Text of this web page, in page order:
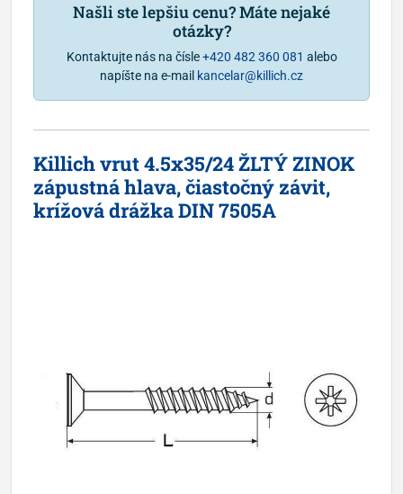
Našli ste lepšiu cenu? Máte nejaké
otázky?
Kontaktujte nás na čísle+420 482 360 081 alebo
napíšte na e-mail kancelar@killich.cz
Killich vrut 4.5x35/24 ŽLTÝ ZINOK
zápustná hlava, čiastočný závit,
krížová drážka DIN 7505A